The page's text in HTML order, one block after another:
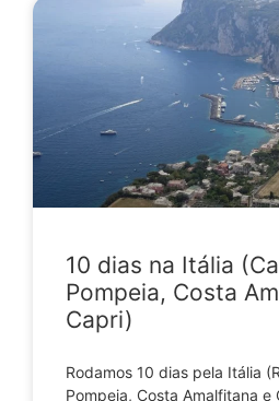
10 dias na Itália
Pompeia, Costa
Capri)
Rodamos 10 dias pela Itália
Pompeia, Costa Amalfitana e